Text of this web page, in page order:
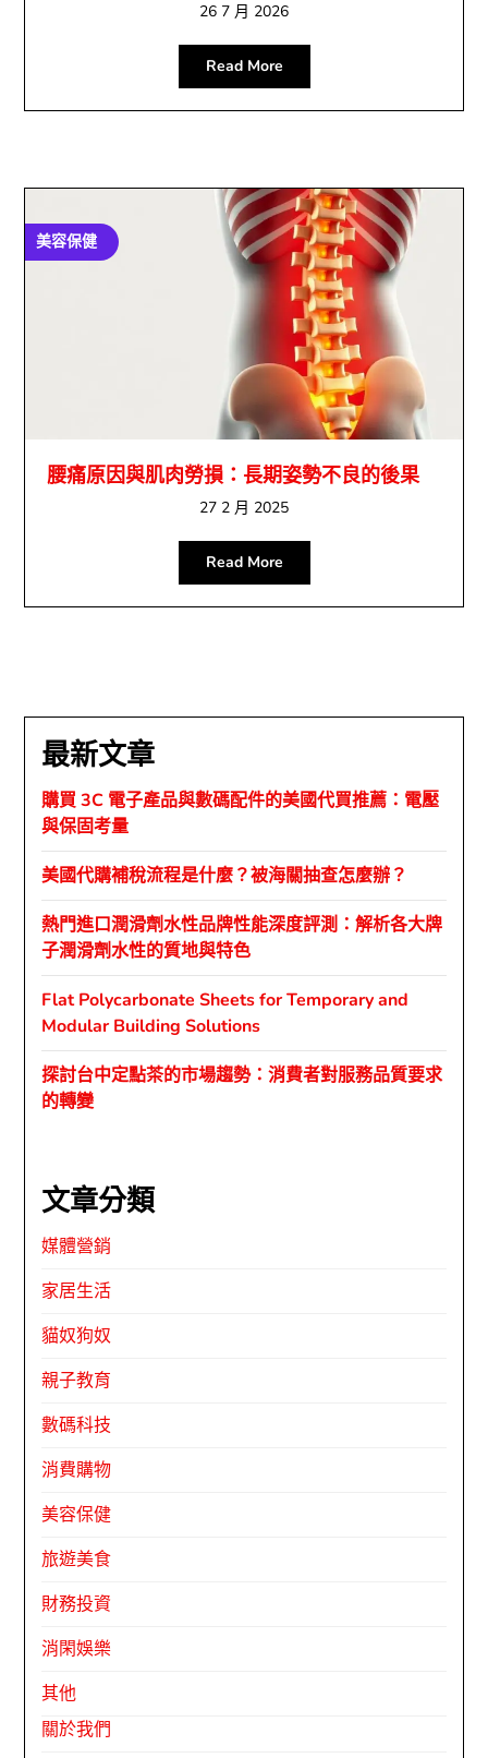
26 7 月 2026
Read More
美容保健
腰痛原因與肌肉勞損：長期姿勢不良的後果
27 2 月 2025
Read More
最新文章
購買 3C 電子產品與數碼配件的美國代買推薦：電壓
與保固考量
美國代購補稅流程是什麼？被海關抽查怎麼辦？
熱門進口潤滑劑水性品牌性能深度評測：解析各大牌
子潤滑劑水性的質地與特色
Flat Polycarbonate Sheets for Temporary and
Modular Building Solutions
探討台中定點茶的市場趨勢：消費者對服務品質要求
的轉變
文章分類
媒體營銷
家居生活
貓奴狗奴
親子教育
數碼科技
消費購物
美容保健
旅遊美食
財務投資
消閑娛樂
其他
關於我們